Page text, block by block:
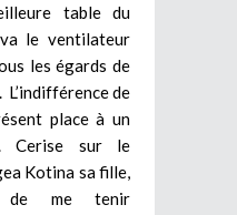
table du
le ventilateur
les égards de
de
place à un
Cerise sur le
Kotina sa fille,
de me tenir